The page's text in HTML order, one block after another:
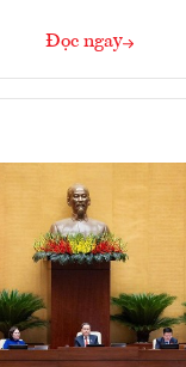
Đọc ngay